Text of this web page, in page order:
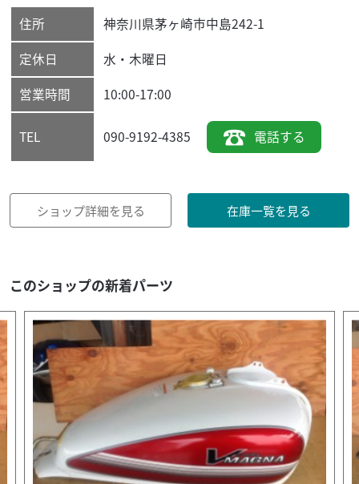
住所 神奈川県茅ヶ崎市中島242-1
定休日
水・木曜日
営業時間
10:00-17:00
TEL 090-9192-4385 電話する
ショップ詳細を見る 在庫一覧を見る
このショップの新着パーツ